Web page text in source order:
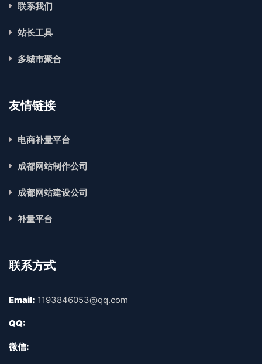
联系我们
站长工具
多城市聚合
友情链接
电商补量平台
成都网站制作公司
成都网站建设公司
补量平台
联系方式
Email: 1193846053@qq.com
QQ:
微信: